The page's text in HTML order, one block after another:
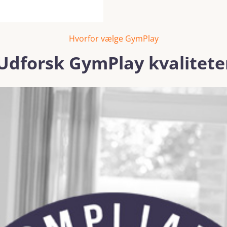
Hvorfor vælge GymPlay
GymPlay